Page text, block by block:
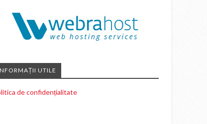
UTILE
de confidențialitate